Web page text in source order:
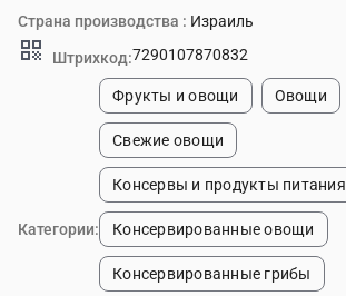
Страна производства : Израиль
qr_code Штрихкод:7290107870832
Категории:
Фрукты и овощи Овощи
Свежие овощи
Консервы и продукты питания
Консервированные овощи
Консервированные грибы